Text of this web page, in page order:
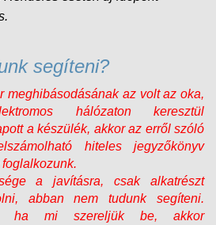
segíteni?
meghibásodásának az volt az oka,
hálózaton keresztül
a készülék, akkor az erről szóló
hiteles jegyzőkönyv
a javításra, csak alkatrészt
abban nem tudunk segíteni.
ha mi szereljük be, akkor